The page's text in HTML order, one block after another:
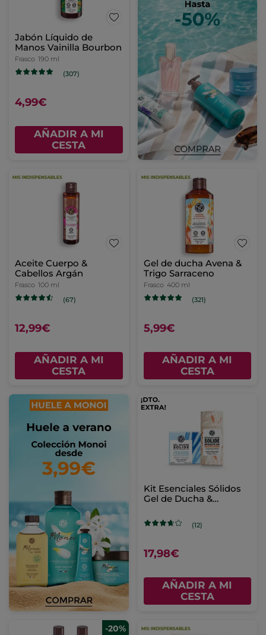
Jabón Líquido de
Manos Vainilla Bourbon
Frasco 190 ml
(307)
4,99€
AÑADIR A MI
CESTA
Aceite Cuerpo &
Cabellos Argán
Frasco 100 ml
(67)
12,99€
AÑADIR A MI
CESTA
Gel de ducha Avena &
Trigo Sarraceno
Frasco 400 ml
(321)
5,99€
AÑADIR A MI
CESTA
Kit Esenciales Sólidos
Gel de Ducha &
Viaje
(12)
17,98€
AÑADIR A MI
CESTA
-20%